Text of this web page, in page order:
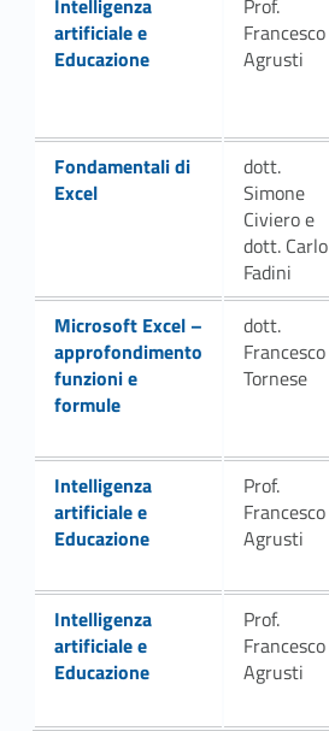
Intelligenza
artificiale e
Educazione
Prof.
Francesco
Agrusti
Link identifier #identifier__138744-34
Fondamentali di
Excel
dott.
Simone
Civiero e
dott. Carlo
Fadini
Link identifier #identifier__65059-36
Microsoft Excel –
approfondimento
funzioni e
formule
dott.
Francesco
Tornese
Link identifier #identifier__152929-38
Intelligenza
artificiale e
Educazione
Prof.
Francesco
Agrusti
Link identifier #identifier__163889-40
Intelligenza
artificiale e
Educazione
Prof.
Francesco
Agrusti